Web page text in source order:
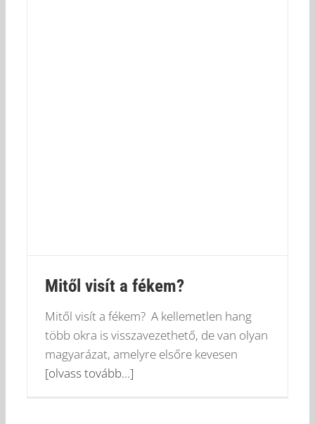
Mitől visít a fékem?
Mitől visít a fékem? A kellemetlen hang
több okra is visszavezethető, de van olyan
magyarázat, amelyre elsőre kevesen
[olvass tovább...]